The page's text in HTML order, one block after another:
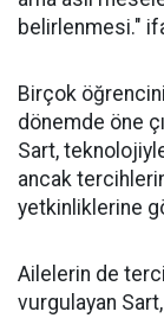
belirlenmesi."
Birçok
dönemde öne
Sart,
ancak
yetkinliklerine
Ailelerin de
vurgulayan